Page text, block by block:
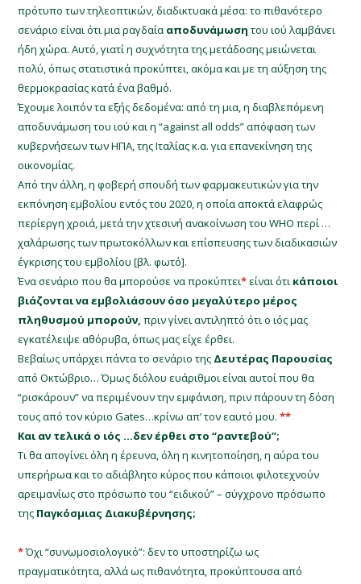
πρότυπο των τηλεοπτικών, διαδικτυακά μέσα: το πιθανότερο
σενάριο είναι ότι μια ραγδαία αποδυνάμωση του ιού λαμβάνει
ήδη χώρα. Αυτό, γιατί η συχνότητα της μετάδοσης μειώνεται
πολύ, όπως στατιστικά προκύπτει, ακόμα και με τη αύξηση της
θερμοκρασίας κατά ένα βαθμό.
Έχουμε λοιπόν τα εξής δεδομένα: από τη μια, η διαβλεπόμενη
αποδυνάμωση του ιού και η “against all odds” απόφαση των
κυβερνήσεων των ΗΠΑ, της Ιταλίας κ.α. για επανεκίνηση της
οικονομίας.
Από την άλλη, η φοβερή σπουδή των φαρμακευτικών για την
εκπόνηση εμβολίου εντός του 2020, η οποία αποκτά ελαφρώς
περίεργη χροιά, μετά τηνχτεσινή ανακοίνωση του WHO περί …
χαλάρωσης των πρωτοκόλλων και επίσπευσης των διαδικασιών
έγκρισης του εμβολίου [βλ. φωτό].
Ένα σενάριο που θα μπορούσε να προκύπτει* είναι ότι κάποιοι
βιάζονται να εμβολιάσουν όσο μεγαλύτερο μέρος
πληθυσμού μπορούν, πριν γίνει αντιληπτό ότι ο ιός μας
εγκατέλειψε αθόρυβα, όπως μας είχε έρθει.
Βεβαίως υπάρχει πάντα το σενάριο της Δευτέρας Παρουσίας
από Οκτώβριο… Όμως διόλου ευάριθμοι είναι αυτοί που θα
“ρισκάρουν” να περιμένουν την εμφάνιση, πριν πάρουν τη δόση
τους από τον κύριο Gates…κρίνω απ’ τον εαυτό μου.**
Και αν τελικά ο ιός …δεν έρθει στο “ραντεβού”;
Τι θα απογίνει όλη η έρευνα, όλη η κινητοποίηση, η αύρα του
υπερήρωα και το αδιάβλητο κύρος που κάποιοι φιλοτεχνούν
αρειμανίως στο πρόσωπο του “ειδικού” – σύγχρονο πρόσωπο
της Παγκόσμιας Διακυβέρνησης;
*Όχι “συνωμοσιολογικό”: δεν το υποστηρίζω ως
πραγματικότητα, αλλά ως πιθανότητα, προκύπτουσα από